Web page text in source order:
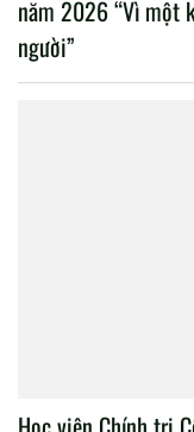
năm 2026 “Vì một
người”